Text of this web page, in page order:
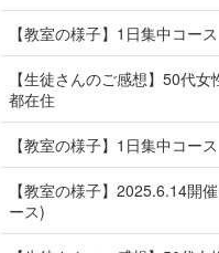
【教室の様子】1日集中コース
【生徒さんのご感想】50代女
都在住
【教室の様子】1日集中コース
【教室の様子】2025.6.14開
ース)